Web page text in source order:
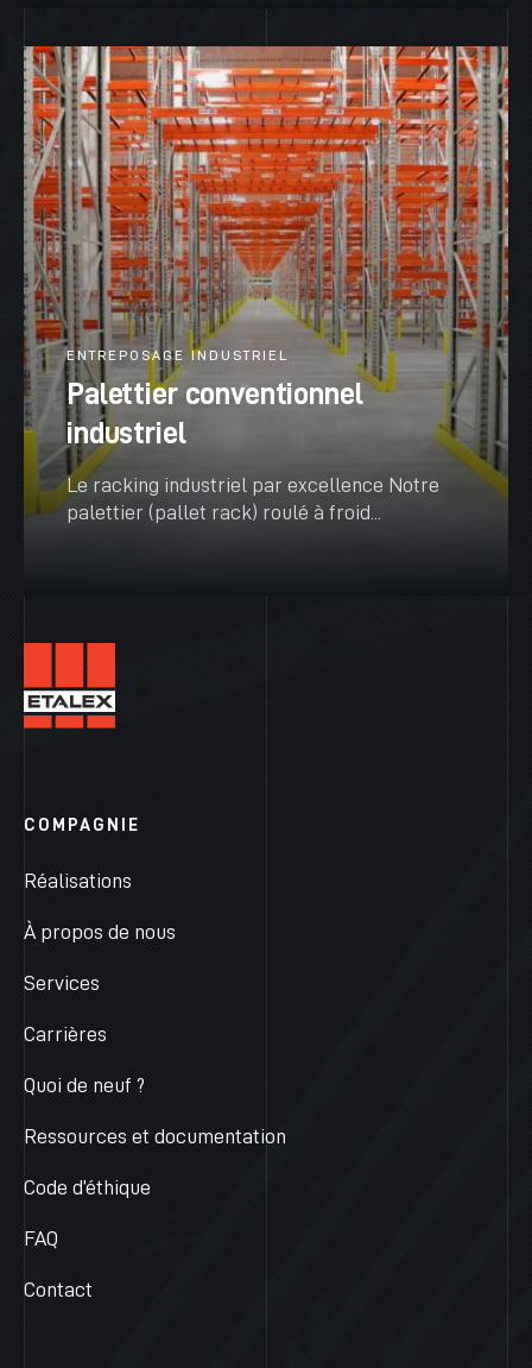
ENTREPOSAGE INDUSTRIEL
Palettier conventionnel
industriel
Le racking industriel par excellence Notre
palettier (pallet rack) roulé à froid...
COMPAGNIE
Réalisations
À propos de nous
Services
Carrières
Quoi de neuf ?
Ressources et documentation
Code d’éthique
FAQ
Contact